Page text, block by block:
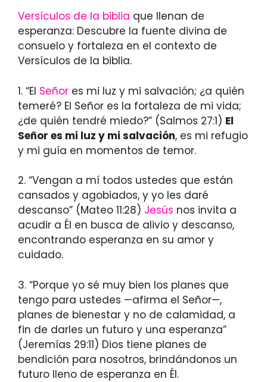
Versículos de la biblia que llenan de
esperanza: Descubre la fuente divina de
consuelo y fortaleza en el contexto de
Versículos de la biblia.
1. “El Señor es mi luz y mi salvación; ¿a quién
temeré? El Señor es la fortaleza de mi vida;
¿de quién tendré miedo?” (Salmos 27:1) El
Señor es mi luz y mi salvación, es mi refugio
y mi guía en momentos de temor.
2. “Vengan a mí todos ustedes que están
cansados y agobiados, y yo les daré
descanso” (Mateo 11:28) Jesús nos invita a
acudir a Él en busca de alivio y descanso,
encontrando esperanza en su amor y
cuidado.
3. “Porque yo sé muy bien los planes que
tengo para ustedes —afirma el Señor—,
planes de bienestar y no de calamidad, a
fin de darles un futuro y una esperanza”
(Jeremías 29:11) Dios tiene planes de
bendición para nosotros, brindándonos un
futuro lleno de esperanza en Él.